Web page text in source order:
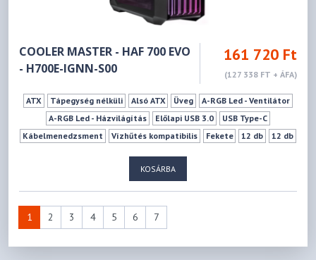
COOLER MASTER - HAF 700 EVO
- H700E-IGNN-S00
161 720 Ft
(127 338 FT + ÁFA)
ATX Tápegység nélküli Alsó ATX Üveg
A-RGB Led - Ventilátor
A-RGB Led - Házvilágítás
Előlapi USB 3.0
USB Type-C
Kábelmenedzsment
Vízhűtés kompatibilis Fekete 12 db
12 db
KOSÁRBA
1 2 3 4 5 6 7